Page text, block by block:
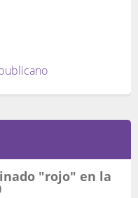
"rojo" en la